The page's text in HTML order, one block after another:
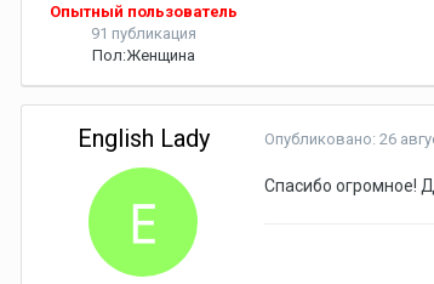
Опытный пользователь
91 публикация
Пол:Женщина
English Lady Опубликовано: 26
Спасибо огромное!